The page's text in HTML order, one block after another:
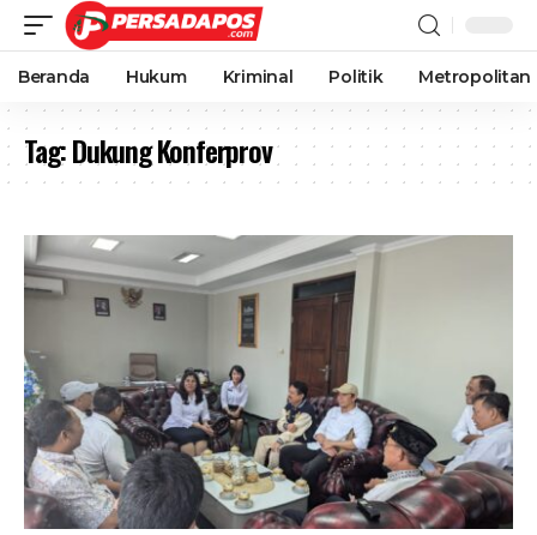
Beranda Hukum Kriminal Politik Metropolitan
Tag:Dukung Konferprov